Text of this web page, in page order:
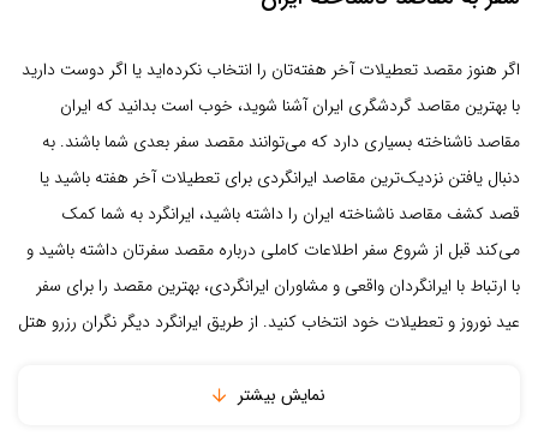
سهولت دسترسی
پوشش اینترنت
حمل و نقل عمومی
سطح امکانات
تمیزی مقصد
اگر هنوز مقصد تعطیلات آخر هفته‌تان را انتخاب نکرده‌اید یا اگر دوست دارید
با بهترین مقاصد گردشگری ایران آشنا شوید، خوب است بدانید که ایران
مقاصد ناشناخته بسیاری دارد که می‌توانند مقصد سفر بعدی شما باشند. به
دنبال یافتن نزدیک‌ترین مقاصد ایرانگردی برای تعطیلات آخر هفته باشید یا
قصد کشف مقاصد ناشناخته ایران را داشته باشید، ایرانگرد به شما کمک
می‌کند قبل از شروع سفر اطلاعات کاملی درباره مقصد سفرتان داشته باشید و
با ارتباط با ایرانگردان واقعی و مشاوران ایرانگردی، بهترین مقصد را برای سفر
عید نوروز و تعطیلات خود انتخاب کنید. از طریق ایرانگرد دیگر نگران رزرو هتل
نمایش بیشتر